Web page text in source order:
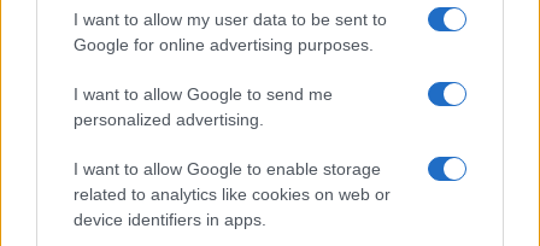
I want to allow my user data to be sent to
Google for online advertising purposes.
I want to allow Google to send me
personalized advertising.
I want to allow Google to enable storage
related to analytics like cookies on web or
device identifiers in apps.
ΠΟΛΙΤΙΚΑ - ΜΙΚΡΑΣΙΑΤΙΚΑ
Η Αγία Μαρίνα της Μικρασίας «ζωντάνεψε» ξανά
στη Θήβα